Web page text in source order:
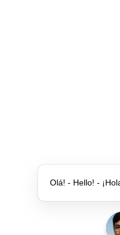
Olá! - Hello! -